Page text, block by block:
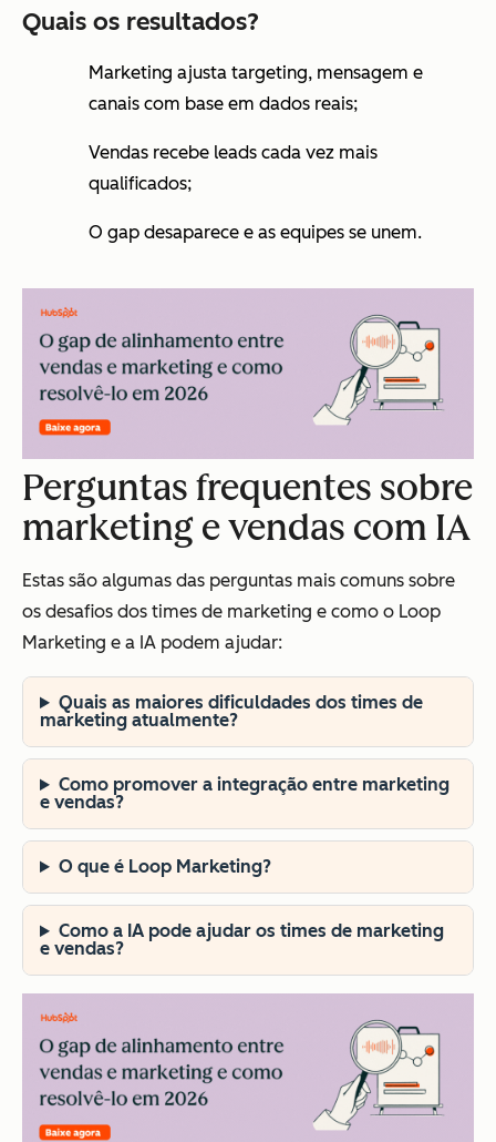
Quais os resultados?
Marketing ajusta targeting, mensagem e
canais com base em dados reais;
Vendas recebe leads cada vez mais
qualificados;
O gap desaparece e as equipes se unem.
Perguntas frequentes sobre
marketing e vendas com IA
Estas são algumas das perguntas mais comuns sobre
os desafios dos times de marketing e como o Loop
Marketing e a IA podem ajudar:
Quais as maiores dificuldades dos times de
marketing atualmente?
Como promover a integração entre marketing
e vendas?
O que é Loop Marketing?
Como a IA pode ajudar os times de marketing
e vendas?